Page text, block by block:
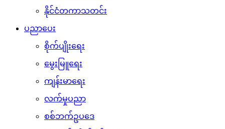
နိုင်ငံတကာသတင်း
ပညာပေး
စိုက်ပျိုးရေး
မွေးမြူရေး
ကျန်းမာရေး
လက်မှုပညာ
စစ်ဘက်ဥပဒေ